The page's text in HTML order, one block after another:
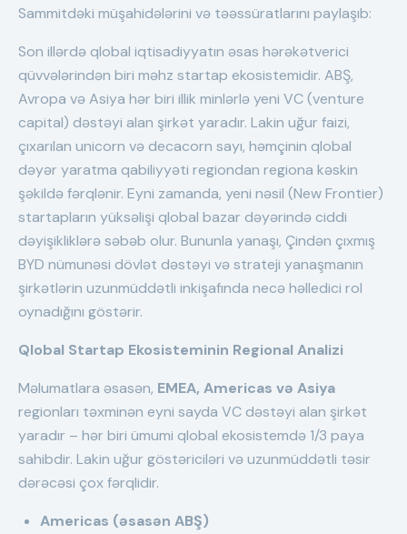
Sammitdəki müşahidələrini və təəssüratlarını paylaşıb:
Son illərdə qlobal iqtisadiyyatın əsas hərəkətverici
qüvvələrindən biri məhz startap ekosistemidir. ABŞ,
Avropa və Asiya hər biri illik minlərlə yeni VC (venture
capital) dəstəyi alan şirkət yaradır. Lakin uğur faizi,
çıxarılan unicorn və decacorn sayı, həmçinin qlobal
dəyər yaratma qabiliyyəti regiondan regiona kəskin
şəkildə fərqlənir. Eyni zamanda, yeni nəsil (New Frontier)
startapların yüksəlişi qlobal bazar dəyərində ciddi
dəyişikliklərə səbəb olur. Bununla yanaşı, Çindən çıxmış
BYD nümunəsi dövlət dəstəyi və strateji yanaşmanın
şirkətlərin uzunmüddətli inkişafında necə həlledici rol
oynadığını göstərir.
Qlobal Startap Ekosisteminin Regional Analizi
Məlumatlara əsasən, EMEA, Americas və Asiya
regionları təxminən eyni sayda VC dəstəyi alan şirkət
yaradır – hər biri ümumi qlobal ekosistemdə 1/3 paya
sahibdir. Lakin uğur göstəriciləri və uzunmüddətli təsir
dərəcəsi çox fərqlidir.
Americas (əsasən ABŞ)